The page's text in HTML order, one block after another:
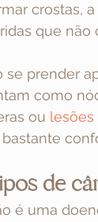
crostas,
que
prender
como
ou lesões
de
é uma